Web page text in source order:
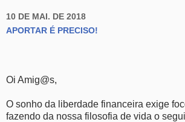
10 DE MAI. DE 2018
APORTAR É PRECISO!
Oi Amig@s,
O sonho da liberdade financeira exige
fazendo da nossa filosofia de vida o